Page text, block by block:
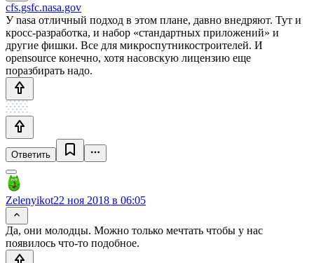
cfs.gsfc.nasa.gov
У nasa отличный подход в этом плане, давно внедряют. Тут и
кросс-разработка, и набор «стандартных приложений» и
другие фишки. Все для микроспутникостроителей. И
opensource конечно, хотя насовскую лицензию еще
поразбирать надо.
Ответить
Zelenyikot22 ноя 2018 в 06:05
Да, они молодцы. Можно только мечтать чтобы у нас
появилось что-то подобное.